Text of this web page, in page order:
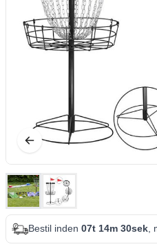
Bestil inden 07t 14m 29sek,